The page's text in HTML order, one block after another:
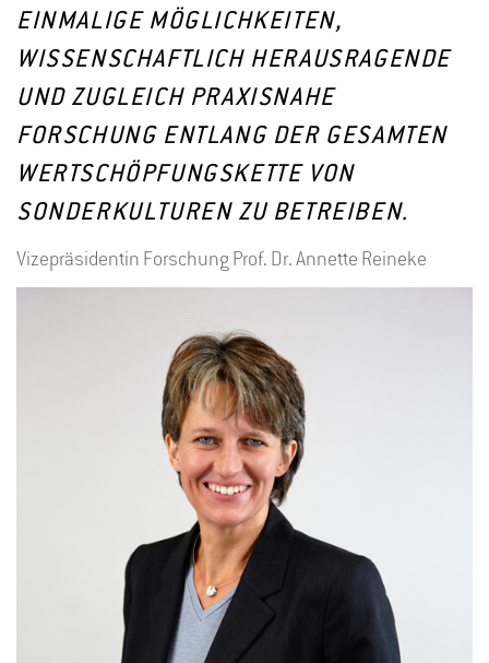
EINMALIGE MÖGLICHKEITEN,
WISSENSCHAFTLICH HERAUSRAGENDE
UND ZUGLEICH PRAXISNAHE
FORSCHUNG ENTLANG DER GESAMTEN
WERTSCHÖPFUNGSKETTE VON
SONDERKULTUREN ZU BETREIBEN.
Vizepräsidentin Forschung Prof. Dr. Annette Reineke